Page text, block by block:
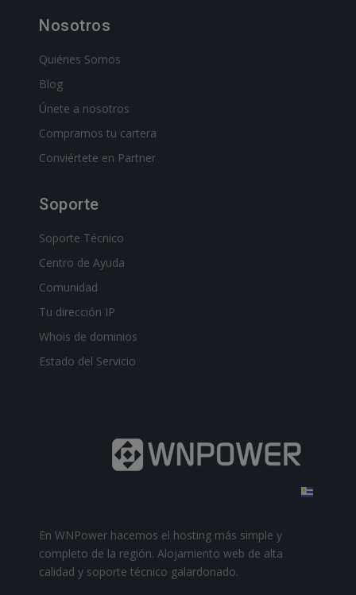
Nosotros
Quiénes Somos
Blog
Únete a nosotros
Compramos tu cartera
Conviértete en Partner
Soporte
Soporte Técnico
Centro de Ayuda
Comunidad
Tu dirección IP
Whois de dominios
Estado del Servicio
En WNPower hacemos el hosting más simple y
completo de la región. Alojamiento web de alta
calidad y soporte técnico galardonado.